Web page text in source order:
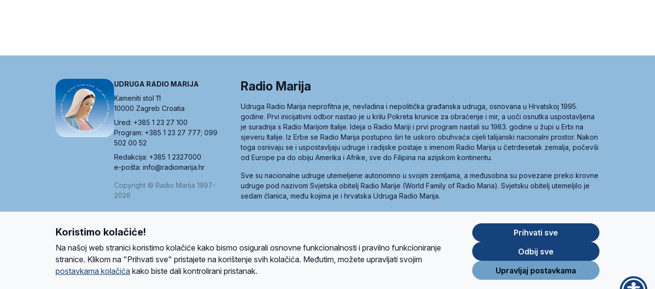
UDRUGA RADIO MARIJA
Kameniti stol 11
10000 Zagreb Croatia
Ured: +385 1 23 27 100
Program: +385 1 23 27 777; 099
502 00 52
Redakcija: +385 1 2327000
e-pošta: info@radiomarija.hr
Copyright © Radio Marija 1997-
2026
Radio Marija
Udruga Radio Marija neprofitna je, nevladina i nepolitička građanska udruga, osnovana u Hrvatskoj 1995.
godine. Prvi inicijativni odbor nastao je u krilu Pokreta krunice za obraćenje i mir, a uoči osnutka uspostavljena
je suradnja s Radio Marijom Italije. Ideja o Radio Mariji i prvi program nastali su 1983. godine u župi u Erbi na
sjeveru Italije. Iz Erbe se Radio Marija postupno širi te uskoro obuhvaća cijeli talijanski nacionalni prostor. Nakon
toga osnivaju se i uspostavljaju udruge i radijske postaje s imenom Radio Marija u četrdesetak zemalja, počevši
od Europe pa do obiju Amerika i Afrike, sve do Filipina na azijskom kontinentu.
Sve su nacionalne udruge utemeljene autonomno u svojim zemljama, a međusobna su povezane preko krovne
udruge pod nazivom Svjetska obitelj Radio Marije (World Family of Radio Maria). Svjetsku obitelj utemeljilo je
sedam članica, među kojima je i hrvatska Udruga Radio Marija.
Ova stranica je zaštićena Google reCAPTCHA sustavom Store
Koristimo kolačiće!
Na našoj web stranici koristimo kolačiće kako bismo osigurali osnovne funkcionalnosti i pravilno funkcioniranje
stranice. Klikom na "Prihvati sve" pristajete na korištenje svih kolačića. Međutim, možete upravljati svojim
postavkama kolačića kako biste dali kontrolirani pristanak.
Prihvati sve
Odbij sve
Upravljaj postavkama